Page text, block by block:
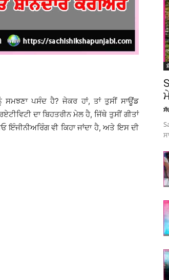
ਪਸੰਦ ਹੈ? ਜੇਕਰ ਹਾਂ, ਤਾਂ ਤੁਸੀਂ ਸਾਊਂਡ
ਦਾ ਬਿਹਤਰੀਨ ਮੇਲ ਹੈ, ਜਿੱਥੇ ਤੁਸੀਂ ਗੀਤਾਂ
ਵੀ ਕਿਹਾ ਜਾਂਦਾ ਹੈ, ਅਤੇ ਇਸ ਦੀ